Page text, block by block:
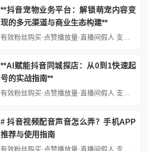
**抖音宠物业务平台：解锁萌宠内容变
现的多元渠道与商业生态构建**
**AI赋能抖音同城探店：从0到1快速起
号的实战指南**
有效粉丝购买·点赞播放量·直播间假人 支持：抖音,快手,小红书,视频号,微博,B站,西瓜头条等各类自媒体平台。自助平台： http://www.fs688.com/ 在短视频内容竞争日益激烈用AI做抖音同城探店视频，快速起号的今天，抖音同城探店赛道凭借其强本地化属性和高变现潜力，成为普通人入局短视频创业的优质选择。然而，传统探店模式依赖真人出镜、专业团队和长期积累，让...
# 抖音视频配音声音怎么弄？手机APP
推荐与使用指南